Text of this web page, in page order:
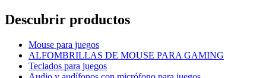
Descubrir productos
Mouse para juegos
ALFOMBRILLAS DE MOUSE PARA GAMING
Teclados para juegos